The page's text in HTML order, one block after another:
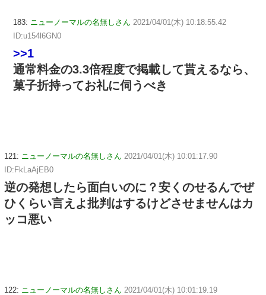
183: ニューノーマルの名無しさん 2021/04/01(木) 10:18:55.42
ID:u154l6GN0
>>1
通常料金の3.3倍程度で掲載して貰えるなら、
菓子折持ってお礼に伺うべき
121: ニューノーマルの名無しさん 2021/04/01(木) 10:01:17.90
ID:FkLaAjEB0
逆の発想したら面白いのに？安くのせるんでぜ
ひくらい言えよ批判はするけどさせませんはカ
ッコ悪い
122: ニューノーマルの名無しさん 2021/04/01(木) 10:01:19.19